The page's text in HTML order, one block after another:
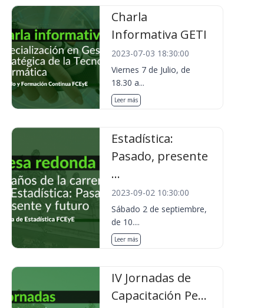
Charla
Informativa GETI
2023-07-03 18:30:00
Viernes 7 de Julio, de
18.30 a...
Leer más
Estadística:
Pasado, presente
...
2023-09-02 10:30:00
Sábado 2 de septiembre,
de 10....
Leer más
IV Jornadas de
Capacitación Pe...